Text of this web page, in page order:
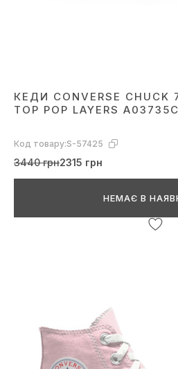
КЕДИ CONVERSE CHUCK
TOP POP LAYERS A03735C
Код товару:S-57425
3440 грн2315 грн
НЕМАЄ В